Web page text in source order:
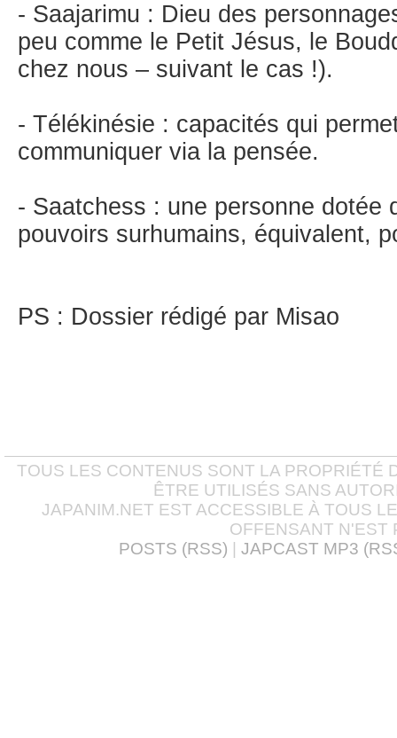
- Saajarimu : Dieu des
peu comme le Petit Jésus, le
chez nous – suivant le cas !).
- Télékinésie : capacités qui
communiquer via la pensée.
- Saatchess : une personne dotée
pouvoirs surhumains, équivalent,
PS : Dossier rédigé par Misao
TOUS LES CONTENUS SONT LA PROPRIÉTÉ
ÊTRE UTILISÉS SANS
JAPANIM.NET EST ACCESSIBLE À TOUS
OFFENSANT N'EST
POSTS (RSS)
JAPCAST MP3